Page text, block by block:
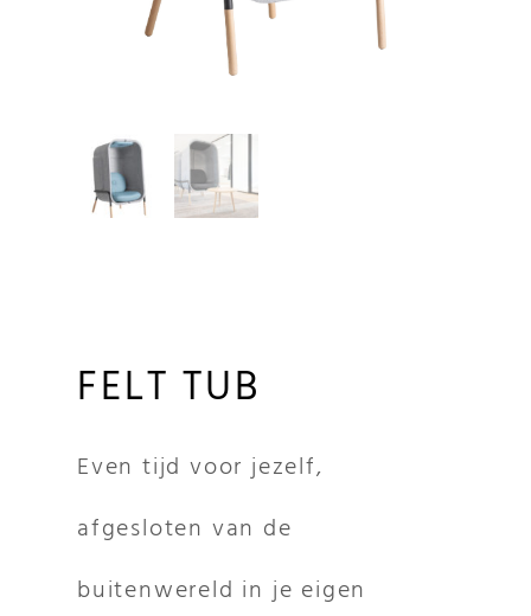
FELT TUB
Even tijd voor jezelf,
afgesloten van de
buitenwereld in je eigen